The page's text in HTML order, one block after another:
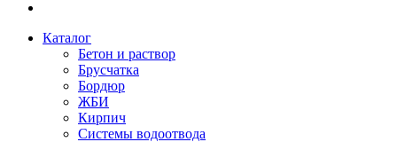
Каталог
Бетон и раствор
Брусчатка
Бордюр
ЖБИ
Кирпич
Системы водоотвода